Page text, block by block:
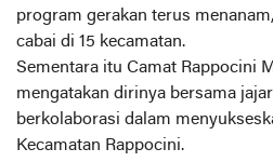
program gerakan terus
cabai di 15 kecamatan.
Sementara itu Camat Rappocini
mengatakan dirinya bersama
berkolaborasi dalam
Kecamatan Rappocini.